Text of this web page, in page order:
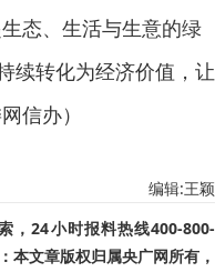
态、生活与生意的绿
续转化为经济价值，让
信办）
编辑:王颖
，24小时报料热线400-800-
本文章版权归属央广网所有，